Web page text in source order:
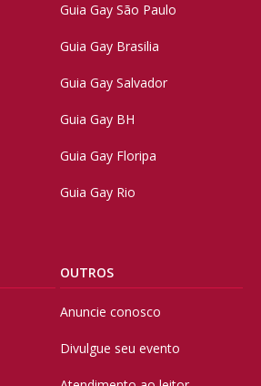
Guia Gay São Paulo
Guia Gay Brasilia
Guia Gay Salvador
Guia Gay BH
Guia Gay Floripa
Guia Gay Rio
OUTROS
Anuncie conosco
Divulgue seu evento